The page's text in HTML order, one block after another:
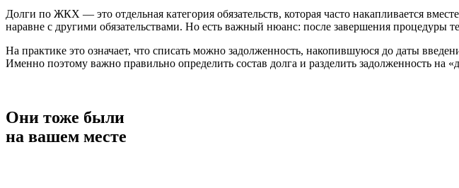
Долги по ЖКХ — это отдельная категория обязательств, которая часто накапливается
наравне с другими обязательствами. Но есть важный нюанс: после завершения
На практике это означает, что списать можно задолженность, накопившуюся до даты
Именно поэтому важно правильно определить состав долга и разделить задолженность на
Они тоже были
на вашем месте